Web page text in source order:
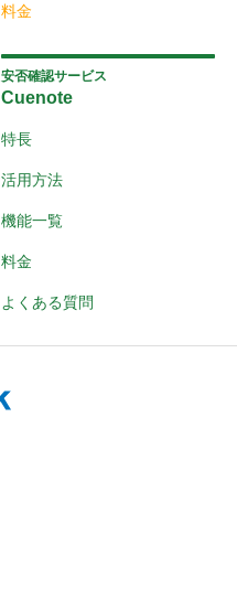
料金
安否確認サービス
Cuenote
特長
活用方法
機能一覧
料金
よくある質問